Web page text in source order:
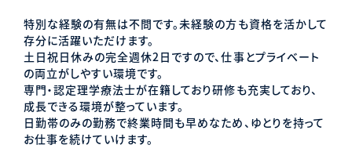
特別な経験の有無は不問です。未経験の方も資格を活かして
存分に活躍いただけます。
土日祝日休みの完全週休2日ですので、仕事とプライベート
の両立がしやすい環境です。
専門・認定理学療法士が在籍しており研修も充実しており、
成長できる環境が整っています。
日勤帯のみの勤務で終業時間も早めなため、ゆとりを持って
お仕事を続けていけます。